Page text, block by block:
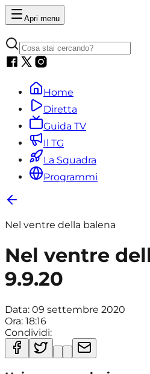
Apri menu
Home
Diretta
Guida TV
Il TG
La Squadra
Programmi
Nel ventre della balena
Nel ventre
9.9.20
Data: 09 settembre 2020
Ora: 18:16
Condividi: